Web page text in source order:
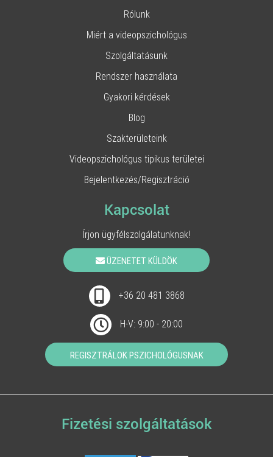
Rólunk
Miért a videopszichológus
Szolgáltatásunk
Rendszer használata
Gyakori kérdések
Blog
Szakterületeink
Videopszichológus tipikus területei
Bejelentkezés/Regisztráció
Kapcsolat
Írjon ügyfélszolgálatunknak!
ÜZENETET KÜLDÖK
+36 20 481 3868
H-V: 9:00 - 20:00
REGISZTRÁLOK PSZICHOLÓGUSNAK
Fizetési szolgáltatások